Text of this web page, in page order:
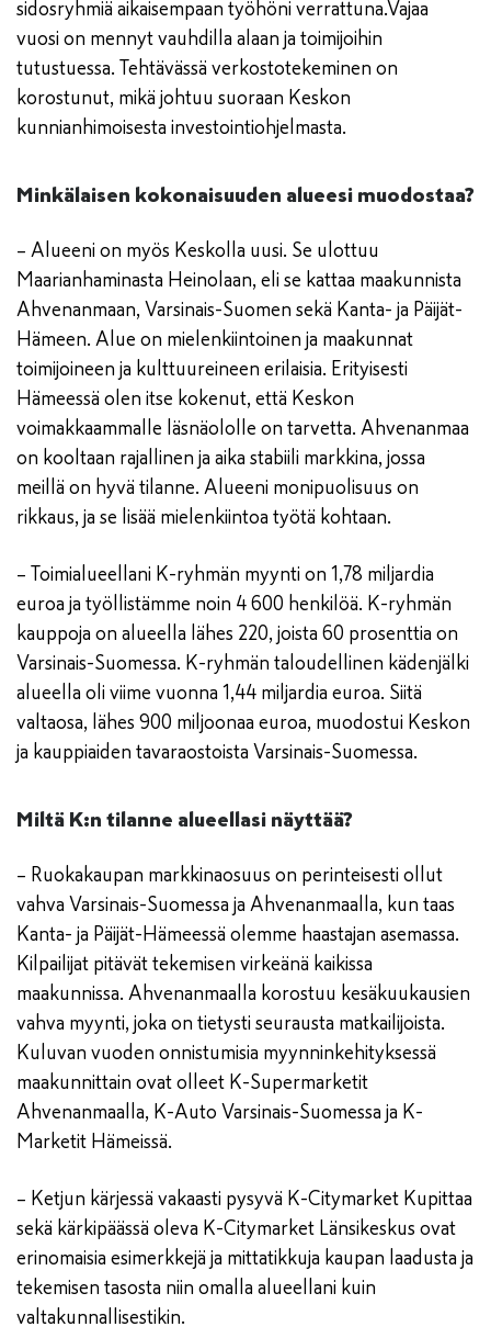
sidosryhmiä aikaisempaan työhöni verrattuna.Vajaa
vuosi on mennyt vauhdilla alaan ja toimijoihin
tutustuessa. Tehtävässä verkostotekeminen on
korostunut, mikä johtuu suoraan Keskon
kunnianhimoisesta investointiohjelmasta.
Minkälaisen kokonaisuuden alueesi muodostaa?
– Alueeni on myös Keskolla uusi. Se ulottuu
Maarianhaminasta Heinolaan, eli se kattaa maakunnista
Ahvenanmaan, Varsinais-Suomen sekä Kanta- ja Päijät-
Hämeen. Alue on mielenkiintoinen ja maakunnat
toimijoineen ja kulttuureineen erilaisia. Erityisesti
Hämeessä olen itse kokenut, että Keskon
voimakkaammalle läsnäololle on tarvetta. Ahvenanmaa
on kooltaan rajallinen ja aika stabiili markkina, jossa
meillä on hyvä tilanne. Alueeni monipuolisuus on
rikkaus, ja se lisää mielenkiintoa työtä kohtaan.
– Toimialueellani K-ryhmän myynti on 1,78 miljardia
euroa ja työllistämme noin 4 600 henkilöä. K-ryhmän
kauppoja on alueella lähes 220, joista 60 prosenttia on
Varsinais-Suomessa. K-ryhmän taloudellinen kädenjälki
alueella oli viime vuonna 1,44 miljardia euroa. Siitä
valtaosa, lähes 900 miljoonaa euroa, muodostui Keskon
ja kauppiaiden tavaraostoista Varsinais-Suomessa.
Miltä K:n tilanne alueellasi näyttää?
– Ruokakaupan markkinaosuus on perinteisesti ollut
vahva Varsinais-Suomessa ja Ahvenanmaalla, kun taas
Kanta- ja Päijät-Hämeessä olemme haastajan asemassa.
Kilpailijat pitävät tekemisen virkeänä kaikissa
maakunnissa. Ahvenanmaalla korostuu kesäkuukausien
vahva myynti, joka on tietysti seurausta matkailijoista.
Kuluvan vuoden onnistumisia myynninkehityksessä
maakunnittain ovat olleet K-Supermarketit
Ahvenanmaalla, K-Auto Varsinais-Suomessa ja K-
Marketit Hämeissä.
– Ketjun kärjessä vakaasti pysyvä K-Citymarket Kupittaa
sekä kärkipäässä oleva K-Citymarket Länsikeskus ovat
erinomaisia esimerkkejä ja mittatikkuja kaupan laadusta ja
tekemisen tasosta niin omalla alueellani kuin
valtakunnallisestikin.